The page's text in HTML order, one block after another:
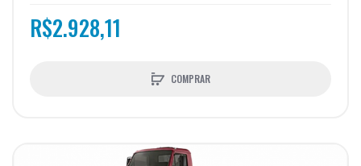
R$2.928,11
COMPRAR